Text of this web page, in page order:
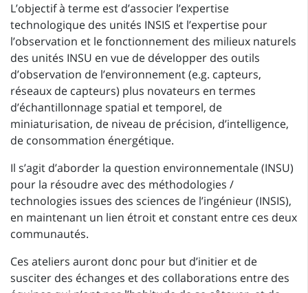
L’objectif à terme est d’associer l’expertise
technologique des unités INSIS et l’expertise pour
l’observation et le fonctionnement des milieux naturels
des unités INSU en vue de développer des outils
d’observation de l’environnement (e.g. capteurs,
réseaux de capteurs) plus novateurs en termes
d’échantillonnage spatial et temporel, de
miniaturisation, de niveau de précision, d’intelligence,
de consommation énergétique.
Il s’agit d’aborder la question environnementale (INSU)
pour la résoudre avec des méthodologies /
technologies issues des sciences de l’ingénieur (INSIS),
en maintenant un lien étroit et constant entre ces deux
communautés.
Ces ateliers auront donc pour but d’initier et de
susciter des échanges et des collaborations entre des